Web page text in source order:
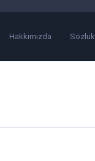
Hakkımızda Sözlük